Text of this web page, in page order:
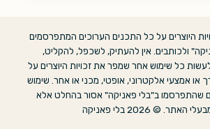
ריי
ברדבורי
היוצרים על כל התכנים הערוכים המתפרסמים
ולכותבים. אין להעתיק, לשכפל, להקליט,
כל שימוש אחר שמפר את זכויות היוצרים על
או אמצעי אלקטרוני, אופטי, מכני או אחר. שימוש
שהתפרסמו ב"בלי פאניקה" אסור בהחלט אלא
© 2026 בלי פאניקה